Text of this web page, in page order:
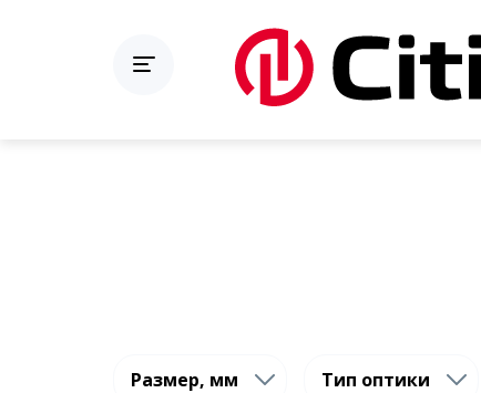
Размер, мм Тип оптики